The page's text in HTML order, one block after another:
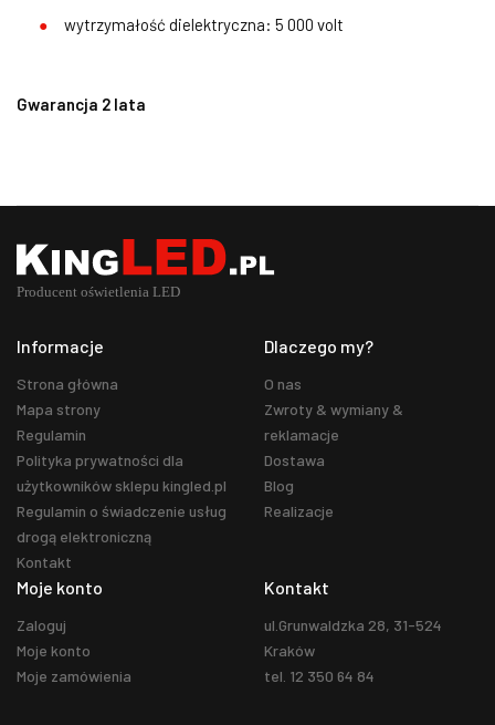
wytrzymałość dielektryczna: 5 000 volt
Gwarancja 2 lata
Informacje
Strona główna
Mapa strony
Regulamin
Polityka prywatności dla
użytkowników sklepu kingled.pl
Regulamin o świadczenie usług
drogą elektroniczną
Kontakt
Dlaczego my?
O nas
Zwroty & wymiany &
reklamacje
Dostawa
Blog
Realizacje
Moje konto
Zaloguj
Moje konto
Moje zamówienia
Kontakt
ul.Grunwaldzka 28, 31-524
Kraków
tel. 12 350 64 84